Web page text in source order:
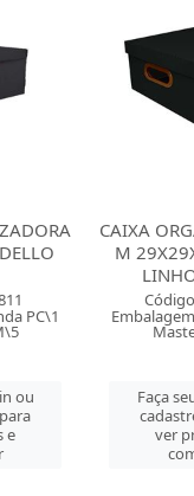
PC\1
ou
e
CAIXA
M
Faça
ver